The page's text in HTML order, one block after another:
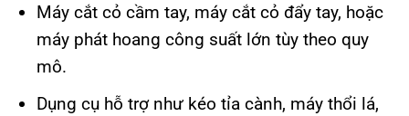
Máy cắt cỏ cầm tay, máy cắt cỏ đẩy tay, hoặc
máy phát hoang công suất lớn tùy theo quy
mô.
Dụng cụ hỗ trợ như kéo tỉa cành, máy thổi lá,